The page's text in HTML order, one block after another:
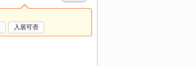
入居可否